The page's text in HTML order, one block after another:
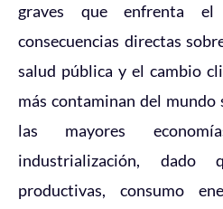
graves que enfrenta
consecuencias directas
salud pública y el cambio
más contaminan del mundo
las mayores
industrialización, dado
productivas, consumo